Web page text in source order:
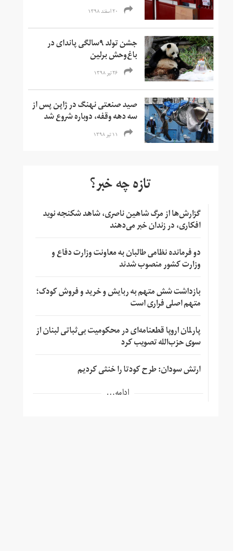
۲۰ اسفند ۱۳۹۸
جشن تولد ۹سالگی پاندای در
باغ‌وحش برلین
۲۶ تیر ۱۳۹۸
صید صنعتی نهنگ در ژاپن پس از
سه دهه وقفه، دوباره شروع شد
۱۱ تیر ۱۳۹۸
تازه چه خبر؟
گزارش‌ها از مرگ شاهین ناصری، شاهد شکنجه نوید
افکاری، در زندان خبر می‌دهند
دو فرمانده نظامی طالبان به معاونت وزارت دفاع و
وزارت کشور منصوب شدند
بازداشت شش متهم به ربایش و خرید و فروش کودک؛
متهم اصلی فراری است
پارلمان اروپا قطعنامه‌ای در محکومیت بی‌ثباتی لبنان از
سوی حزب‌الله تصویب کرد
ارتش سودان: طرح کودتا را خنثی کردیم
ادامه...